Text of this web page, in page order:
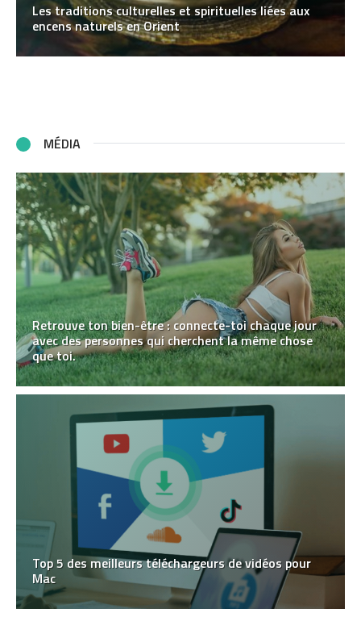
Les traditions culturelles et spirituelles liées aux
encens naturels en Orient
MÉDIA
Retrouve ton bien-être : connecte-toi chaque jour
avec des personnes qui cherchent la même chose
que toi.
Top 5 des meilleurs téléchargeurs de vidéos pour
Mac